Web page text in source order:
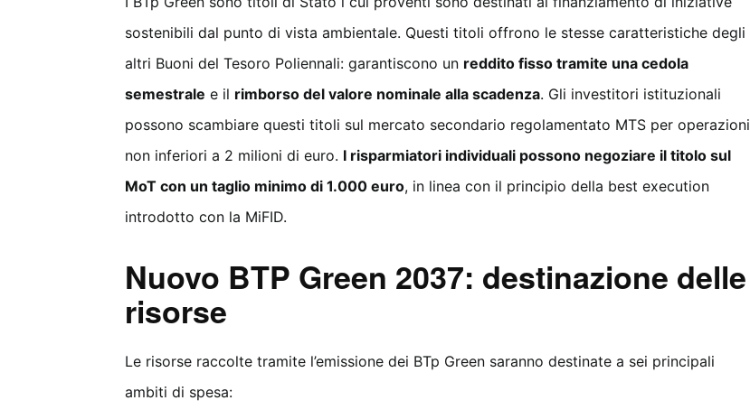
sostenibili dal punto di vista ambientale. Questi titoli offrono le stesse caratteristiche degli
altri Buoni del Tesoro Poliennali: garantiscono un reddito fisso tramite una cedola
semestrale e il rimborso del valore nominale alla scadenza. Gli investitori istituzionali
possono scambiare questi titoli sul mercato secondario regolamentato MTS per operazioni
non inferiori a 2 milioni di euro. I risparmiatori individuali possono negoziare il titolo sul
MoT con un taglio minimo di 1.000 euro, in linea con il principio della best execution
introdotto con la MiFID.
Nuovo BTP Green 2037: destinazione delle
risorse
Le risorse raccolte tramite l’emissione dei BTp Green saranno destinate a sei principali
ambiti di spesa: